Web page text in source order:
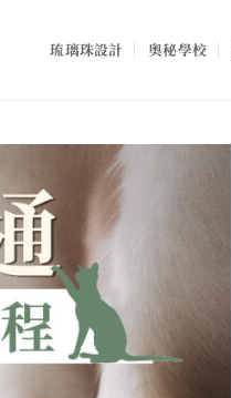
琉璃珠設計 奧秘學校